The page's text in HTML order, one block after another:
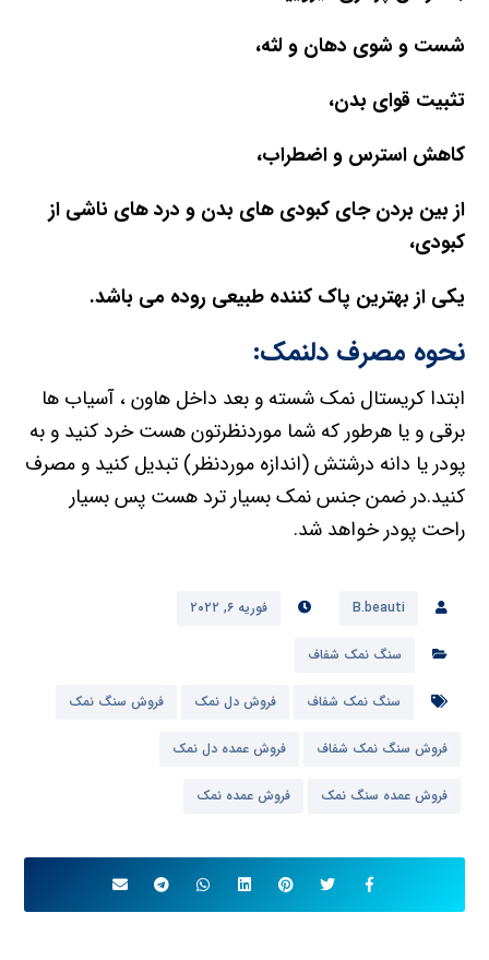
شست و شوی دهان و لثه،
تثبیت قوای بدن،
کاهش استرس و اضطراب،
از بین بردن جای کبودی های بدن و درد های ناشی از
کبودی،
یکی از بهترین پاک کننده طبیعی روده می باشد.
نحوه مصرف دلنمک:
ابتدا کریستال نمک شسته و بعد داخل هاون ، آسیاب ها
برقی و یا هرطور که شما موردنظرتون هست خرد کنید و به
پودر یا دانه درشتش (اندازه موردنظر) تبدیل کنید و مصرف
کنید.در ضمن جنس نمک بسیار ترد هست پس بسیار
راحت پودر خواهد شد.
B.beauti فوریه ۶, ۲۰۲۲
سنگ نمک شفاف
سنگ نمک شفاف فروش دل نمک فروش سنگ نمک
فروش سنگ نمک شفاف فروش عمده دل نمک
فروش عمده سنگ نمک فروش عمده نمک